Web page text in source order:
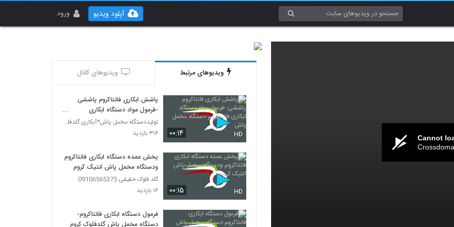
ورود آپلود ویدیو
Cannot
ویدیوهای مرتبط ویدیوهای کانال
۰۰:۱۴ HD
پاشش ابکاری فانتاکروم پاششی
-فرمول مواد دستگاه ابکاری
فانتاکروم-دستگاه مخمل پاش
تولیددستگاه مخمل پاش*آبکاری گلدفلوک 09106565375
۳۱۶ بازدید
۰۰:۱۵ HD
پخش عمده دستگاه ابکاری فانتاکروم
ودستگاه مخمل پاش انتیک کروم
گلد فلوک حقیقی 09106565375
۱۶ بازدید
فرمول دستگاه ابکاری فانتاکروم-
دستگاه مخمل پاش گلدفلوک کروم